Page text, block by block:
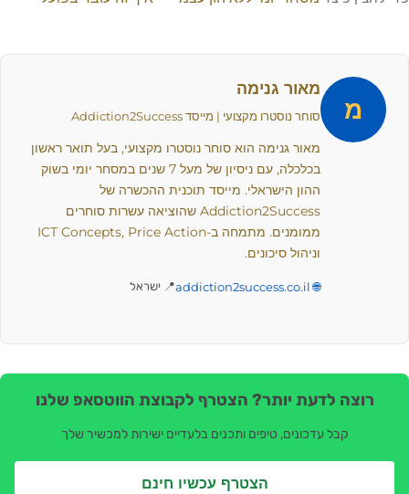
מ
מאור גנימה
סוחר נוסטרו מקצועי | מייסד Addiction2Success
מאור גנימה הוא סוחר נוסטרו מקצועי, בעל תואר ראשון
בכלכלה, עם ניסיון של מעל 7 שנים במסחר יומי בשוק
ההון הישראלי. מייסד תוכנית ההכשרה של
Addiction2Success שהוציאה עשרות סוחרים
ממומנים. מתמחה ב-ICT Concepts, Price Action
וניהול סיכונים.
🌐 addiction2success.co.il 📍 ישראל
רוצה לדעת יותר? הצטרף לקבוצת הווטסאפ שלנו
קבל עדכונים, טיפים ותכנים בלעדיים ישירות למכשיר שלך
הצטרף עכשיו חינם